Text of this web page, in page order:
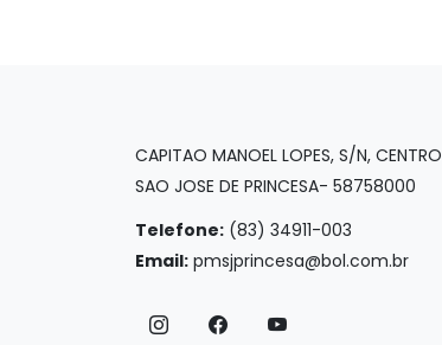
CAPITAO MANOEL LOPES, S/N, CENTRO
SAO JOSE DE PRINCESA- 58758000
Telefone: (83) 34911-003
Email: pmsjprincesa@bol.com.br